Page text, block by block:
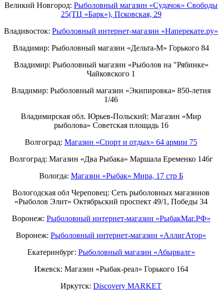
Великий Новгород: Рыболовный магазин «Судачок» Свободы
25(ТЦ «Барк»), Псковская, 29
Владивосток: Рыболовный интернет-магазин «Наперекате.ру»
Владимир: Рыболовный магазин «Дельта-М» Горького 84
Владимир: Рыболовный магазин «Рыболов на "Рябинке»
Чайковского 1
Владимир: Рыболовный магазин «Экипировка» 850-летия
1/46
Владимирская обл. Юрьев-Польский: Магазин «Мир
рыболова» Советская площадь 16
Волгоград: Магазин «Спорт и отдых» 64 армии 75
Волгоград: Магазин «Два Рыбака» Маршала Еременко 146г
Вологда: Магазин «Рыбак» Мира, 17 стр Б
Вологодская обл Череповец: Сеть рыболовных магазинов
«Рыболов Элит» Октябрьский проспект 49/1, Победы 34
Воронеж: Рыболовный интернет-магазин «РыбакМаг.РФ»
Воронеж: Рыболовный интернет-магазин «АллигАтор»
Екатеринбург: Рыболовный магазин «Абырвалг»
Ижевск: Магазин «Рыбак-реал» Горького 164
Иркутск: Discovery MARKET